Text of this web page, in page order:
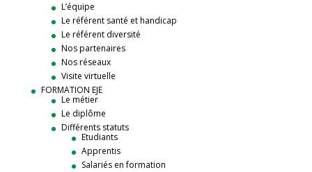
L’équipe
Le référent santé et handicap
Le référent diversité
Nos partenaires
Nos réseaux
Visite virtuelle
FORMATION EJE
Le métier
Le diplôme
Différents statuts
Etudiants
Apprentis
Salariés en formation